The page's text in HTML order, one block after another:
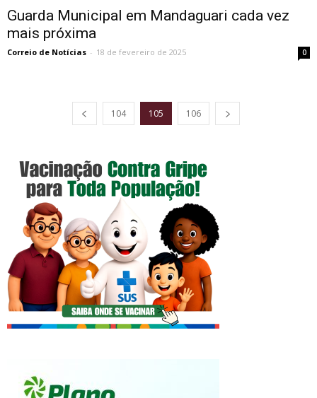
Guarda Municipal em Mandaguari cada vez
mais próxima
Correio de Notícias - 18 de fevereiro de 2025 0
104 105 106